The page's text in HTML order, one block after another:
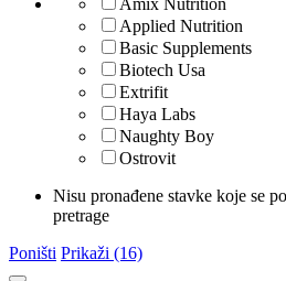
Applied Nutrition
Basic Supplements
Biotech Usa
Extrifit
Haya Labs
Naughty Boy
Ostrovit
Nisu pronađene stavke koje se
pretrage
Poništi Prikaži (16)